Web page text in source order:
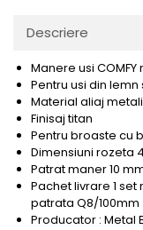
Descriere
Manere usi
Pentru usi din
Material aliaj
Finisaj titan
Pentru broaste cu
Dimensiuni rozeta
Patrat maner 10
Pachet livrare 1
patrata Q8/100mm
Producator : Metal